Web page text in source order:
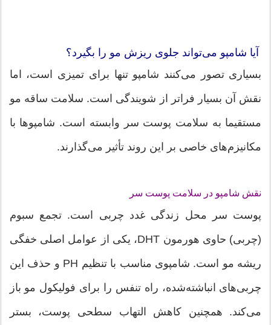
آیا شامپو می‌تواند جلوی ریزش مو را بگیرد؟
بسیاری تصور می‌کنند شامپو تنها برای تمیزی است، اما
نقش آن بسیار فراتر از شویندگی است. سلامت ساقه مو
مستقیما به سلامت پوست سر وابسته است. شامپوها با
مکانیزم‌های خاصی بر این روند تأثیر می‌گذارند.
نقش شامپو در سلامت پوست سر
پوست سر محل زندگی غدد چربی است. تجمع سبوم
(چربی) حاوی هورمون DHT، یکی از عوامل اصلی خفگی
ریشه مو است. شامپوی مناسب با تنظیم PH و حذف این
چربی‌های انباشته‌شده، راه تنفس را برای فولیکول مو باز
می‌کند. همچنین کاهش التهاب سطحی پوست، بستر